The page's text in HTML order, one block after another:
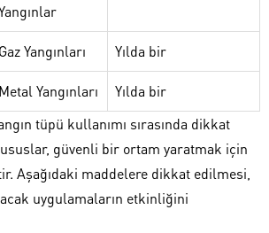
Gaz Yangınları Yılda bir
Metal Yangınları
Yılda bir
tüpü kullanımı sırasında dikkat
güvenli bir ortam yaratmak için
Aşağıdaki maddelere dikkat edilmesi,
uygulamaların etkinliğini